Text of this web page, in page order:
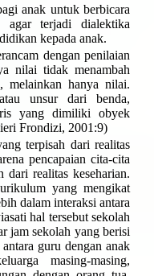
anak untuk berbicara
agar terjadi dialektika
kepada anak.
dengan penilaian
nilai tidak menambah
melainkan hanya nilai.
unsur dari benda,
yang dimiliki obyek
Frondizi, 2001:9)
terpisah dari realitas
pencapaian cita-cita
dari realitas keseharian.
yang mengikat
dalam interaksi antara
hal tersebut sekolah
jam sekolah yang berisi
guru dengan anak
masing-masing,